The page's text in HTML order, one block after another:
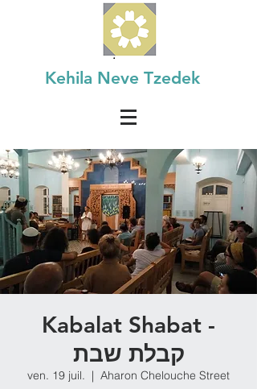
Kehila Neve Tzedek
Kabalat Shabat -
קבלת שבת
ven. 19 juil.
  |
Aharon Chelouche Street